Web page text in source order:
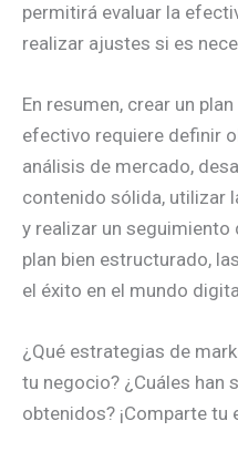
permitirá evaluar la
realizar ajustes si es
En resumen, crear un
efectivo requiere definir
análisis de mercado,
contenido sólida, utilizar
y realizar un seguimiento
plan bien estructurado,
el éxito en el mundo
¿Qué estrategias de
tu negocio? ¿Cuáles han
obtenidos? ¡Comparte tu